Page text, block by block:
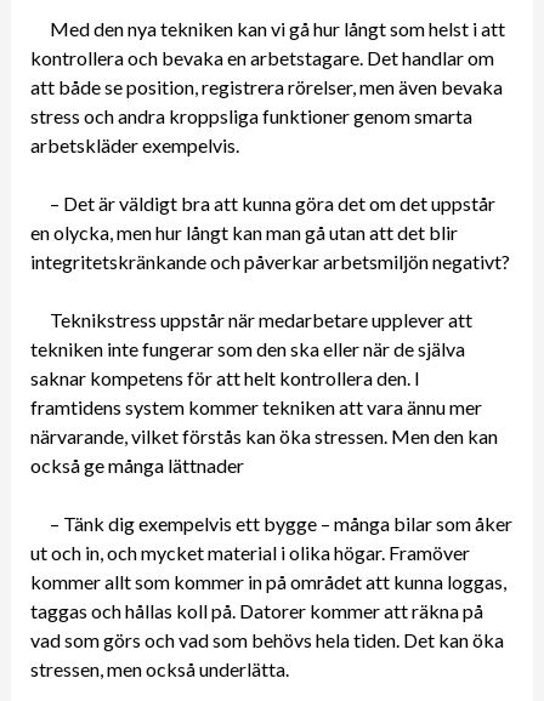
Med den nya tekniken kan vi gå hur långt som helst i att
kontrollera och bevaka en arbetstagare. Det handlar om
att både se position, registrera rörelser, men även bevaka
stress och andra kroppsliga funktioner genom smarta
arbetskläder exempelvis.
– Det är väldigt bra att kunna göra det om det uppstår
en olycka, men hur långt kan man gå utan att det blir
integritetskränkande och påverkar arbetsmiljön negativt?
Teknikstress uppstår när medarbetare upplever att
tekniken inte fungerar som den ska eller när de själva
saknar kompetens för att helt kontrollera den. I
framtidens system kommer tekniken att vara ännu mer
närvarande, vilket förstås kan öka stressen. Men den kan
också ge många lättnader
– Tänk dig exempelvis ett bygge – många bilar som åker
ut och in, och mycket material i olika högar. Framöver
kommer allt som kommer in på området att kunna loggas,
taggas och hållas koll på. Datorer kommer att räkna på
vad som görs och vad som behövs hela tiden. Det kan öka
stressen, men också underlätta.